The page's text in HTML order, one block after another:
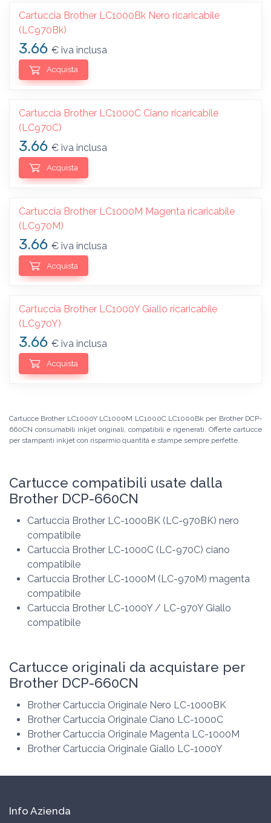
Cartuccia Brother LC1000Bk Nero ricaricabile
(LC970Bk)
3.66 € iva inclusa
Acquista
Cartuccia Brother LC1000C Ciano ricaricabile
(LC970C)
3.66 € iva inclusa
Acquista
Cartuccia Brother LC1000M Magenta ricaricabile
(LC970M)
3.66 € iva inclusa
Acquista
Cartuccia Brother LC1000Y Giallo ricaricabile
(LC970Y)
3.66 € iva inclusa
Acquista
Cartucce Brother LC1000Y LC1000M LC1000C LC1000Bk per Brother DCP-
660CN consumabili inkjet originali, compatibili e rigenerati. Offerte cartucce
per stampanti inkjet con risparmio quantità e stampe sempre perfette.
Cartucce compatibili usate dalla
Brother DCP-660CN
Cartuccia Brother LC-1000BK (LC-970BK) nero
compatibile
Cartuccia Brother LC-1000C (LC-970C) ciano
compatibile
Cartuccia Brother LC-1000M (LC-970M) magenta
compatibile
Cartuccia Brother LC-1000Y / LC-970Y Giallo
compatibile
Cartucce originali da acquistare per
Brother DCP-660CN
Brother Cartuccia Originale Nero LC-1000BK
Brother Cartuccia Originale Ciano LC-1000C
Brother Cartuccia Originale Magenta LC-1000M
Brother Cartuccia Originale Giallo LC-1000Y
Info Azienda